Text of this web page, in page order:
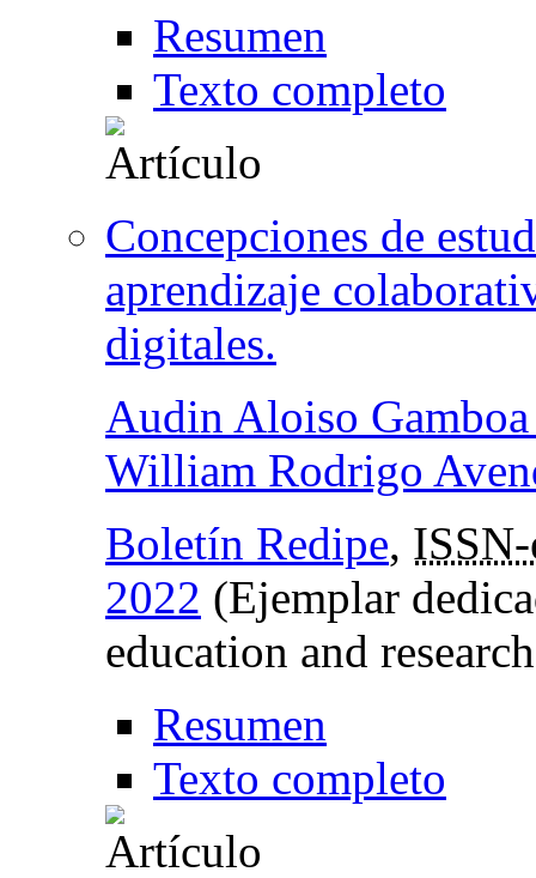
Resumen
Texto completo
Concepciones de
aprendizaje
digitales.
Audin Aloiso Gamboa
William Rodrigo
Boletín Redipe,
2022 (Ejemplar
education and
Resumen
Texto completo